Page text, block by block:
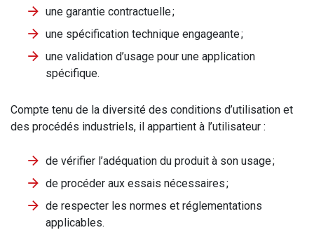
une garantie contractuelle ;
une spécification technique engageante ;
une validation d’usage pour une application
spécifique.
Compte tenu de la diversité des conditions d’utilisation et
des procédés industriels, il appartient à l’utilisateur :
de vérifier l’adéquation du produit à son usage ;
de procéder aux essais nécessaires ;
de respecter les normes et réglementations
applicables.